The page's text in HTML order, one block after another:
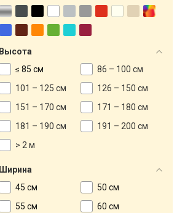
Высота
≤ 85 см
86 – 100 см
101 – 125 см
126 – 150 см
151 – 170 см
171 – 180 см
181 – 190 см
191 – 200 см
> 2 м
Ширина
45 см
50 см
55 см
60 см